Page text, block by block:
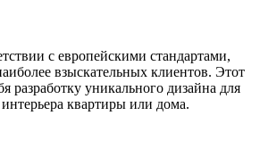
с европейскими стандартами,
взыскательных клиентов. Этот
разработку уникального дизайна для
квартиры или дома.